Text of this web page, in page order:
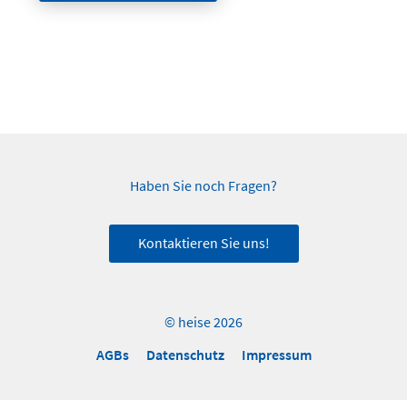
© heise 2026
AGBs Datenschutz Impressum
Haben Sie noch Fragen?
Kontaktieren Sie uns!